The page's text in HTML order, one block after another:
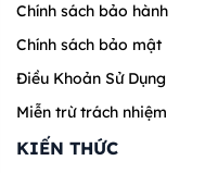
Chính sách bảo hành
Chính sách bảo mật
Điều Khoản Sử Dụng
Miễn trừ trách nhiệm
KIẾN THỨC